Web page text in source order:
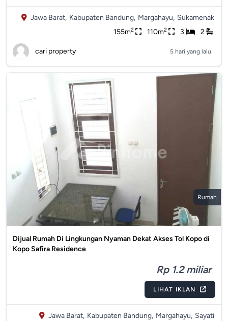
Jawa Barat, Kabupaten Bandung, Margahayu, Sukamenak
155m2 110m2 3 2
cari property 5 hari yang lalu
Rumah
Dijual Rumah Di Lingkungan Nyaman Dekat Akses Tol Kopo di
Kopo Safira Residence
Rp 1.2 miliar
LIHAT IKLAN
Jawa Barat, Kabupaten Bandung, Margahayu, Sayati